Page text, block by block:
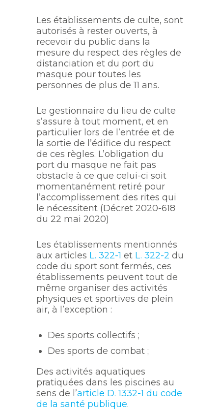
Les établissements de culte, sont
autorisés à rester ouverts, à
recevoir du public dans la
mesure du respect des règles de
distanciation et du port du
masque pour toutes les
personnes de plus de 11 ans.
Le gestionnaire du lieu de culte
s’assure à tout moment, et en
particulier lors de l’entrée et de
la sortie de l’édifice du respect
de ces règles. L’obligation du
port du masque ne fait pas
obstacle à ce que celui-ci soit
momentanément retiré pour
l’accomplissement des rites qui
le nécessitent (Décret 2020-618
du 22 mai 2020)
Les établissements mentionnés
aux articles L. 322-1 et L. 322-2 du
code du sport sont fermés, ces
établissements peuvent tout de
même organiser des activités
physiques et sportives de plein
air, à l’exception :
Des sports collectifs ;
Des sports de combat ;
Des activités aquatiques
pratiquées dans les piscines au
sens de l’article D. 1332-1 du code
de la santé publique.